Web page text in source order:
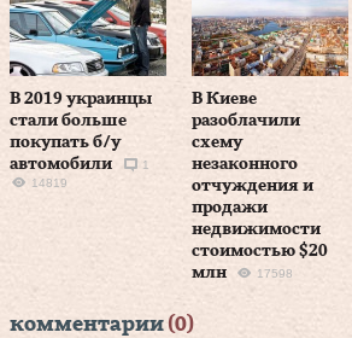
В 2019 украинцы
стали больше
покупать б/у
автомобили
1
14819
В Киеве
разоблачили
схему
незаконного
отчуждения и
продажи
недвижимости
стоимостью $20
млн
17598
комментарии (0)